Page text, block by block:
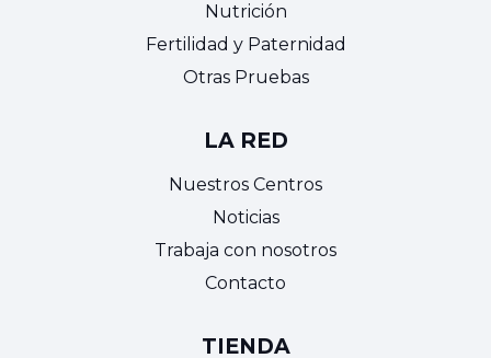
Nutrición
Fertilidad y Paternidad
Otras Pruebas
LA RED
Nuestros Centros
Noticias
Trabaja con nosotros
Contacto
TIENDA